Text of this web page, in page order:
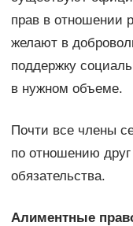
прав в отношении
желают в
поддержку
в нужном объеме.
Почти все члены
по отношению
обязательства.
Алиментные